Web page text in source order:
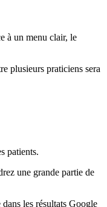
à un menu clair, le
plusieurs praticiens sera
patients.
une grande partie de
les résultats Google